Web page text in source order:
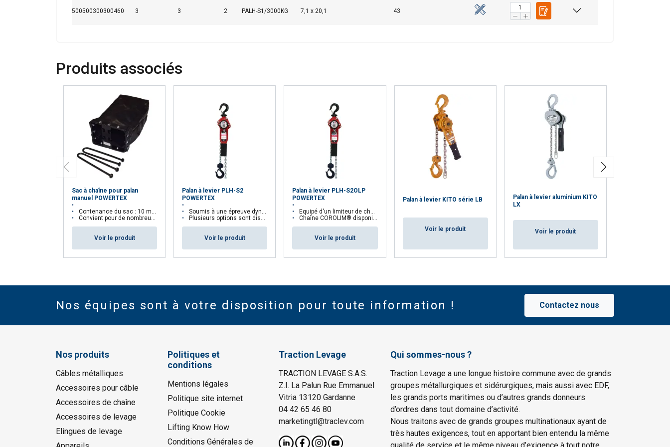
500500300300460 3 3 2 PALH-S1/3000KG 7,1 x 20,1 43
Produits associés
Sac à chaîne pour palan
manuel POWERTEX
Contenance du sac : 10 mètres de chaînes
Convient pour de nombreux palans manuels
Voir le produit
Palan à levier PLH-S2
POWERTEX
Soumis à une épreuve dynamique à 1,5 fois la CMU
Plusieurs options sont disponibles sur demande
Voir le produit
Palan à levier PLH-S2OLP
POWERTEX
Equipé d'un limiteur de charge (OLP)
ChaîneCOROLIM® disponible sur demande
Voir le produit
Palan à levier KITO série LB
Voir le produit
Palan à levier aluminium KITO
LX
Voir le produit
Nos équipes sont à votre disposition pour toute information ! Contactez nous
Nos produits
Câbles métalliques
Accessoires pour câble
Accessoires de chaîne
Accessoires de levage
Elingues de levage
Politiques et
conditions
Mentions légales
Politique site internet
Politique Cookie
Lifting Know How
Conditions Générales de
Traction Levage
TRACTION LEVAGE S.A.S.
Z.I. La Palun Rue Emmanuel
Vitria 13120 Gardanne
04 42 65 46 80
marketingtl@traclev.com
Qui sommes-nous ?
Traction Levage a une longue histoire commune avec de grands
groupes métallurgiques et sidérurgiques, mais aussi avec EDF,
les grands ports maritimes ou d’autres grands donneurs
d’ordres dans tout domaine d’activité.
Nous traitons avec de grands groupes multinationaux ayant de
très hautes exigences, tout en apportant bien entendu la même